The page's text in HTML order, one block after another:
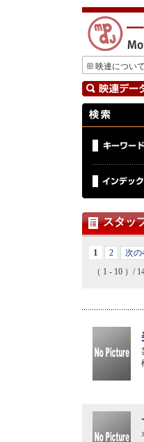
映連について
スタッ
1 2
次の
（ 1 - 10 ）/